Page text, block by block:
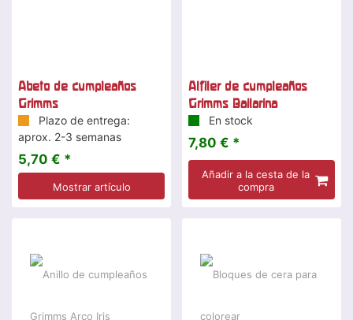
Abeto de cumpleaños
Grimms
Plazo de entrega:
aprox. 2-3 semanas
5,70 € *
Mostrar artículo
Alfiler de cumpleaños
Grimms Bailarina
En stock
7,80 € *
Añadir a la cesta de la
compra